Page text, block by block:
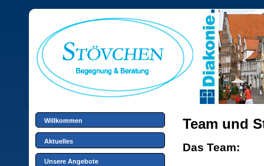
Team und
Das Team:
überspringen
Willkommen
Aktuelles
Unsere Angebote